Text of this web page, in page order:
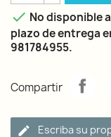
 No disponible
plazo de entrega
981784955.
Compartir
Escriba su